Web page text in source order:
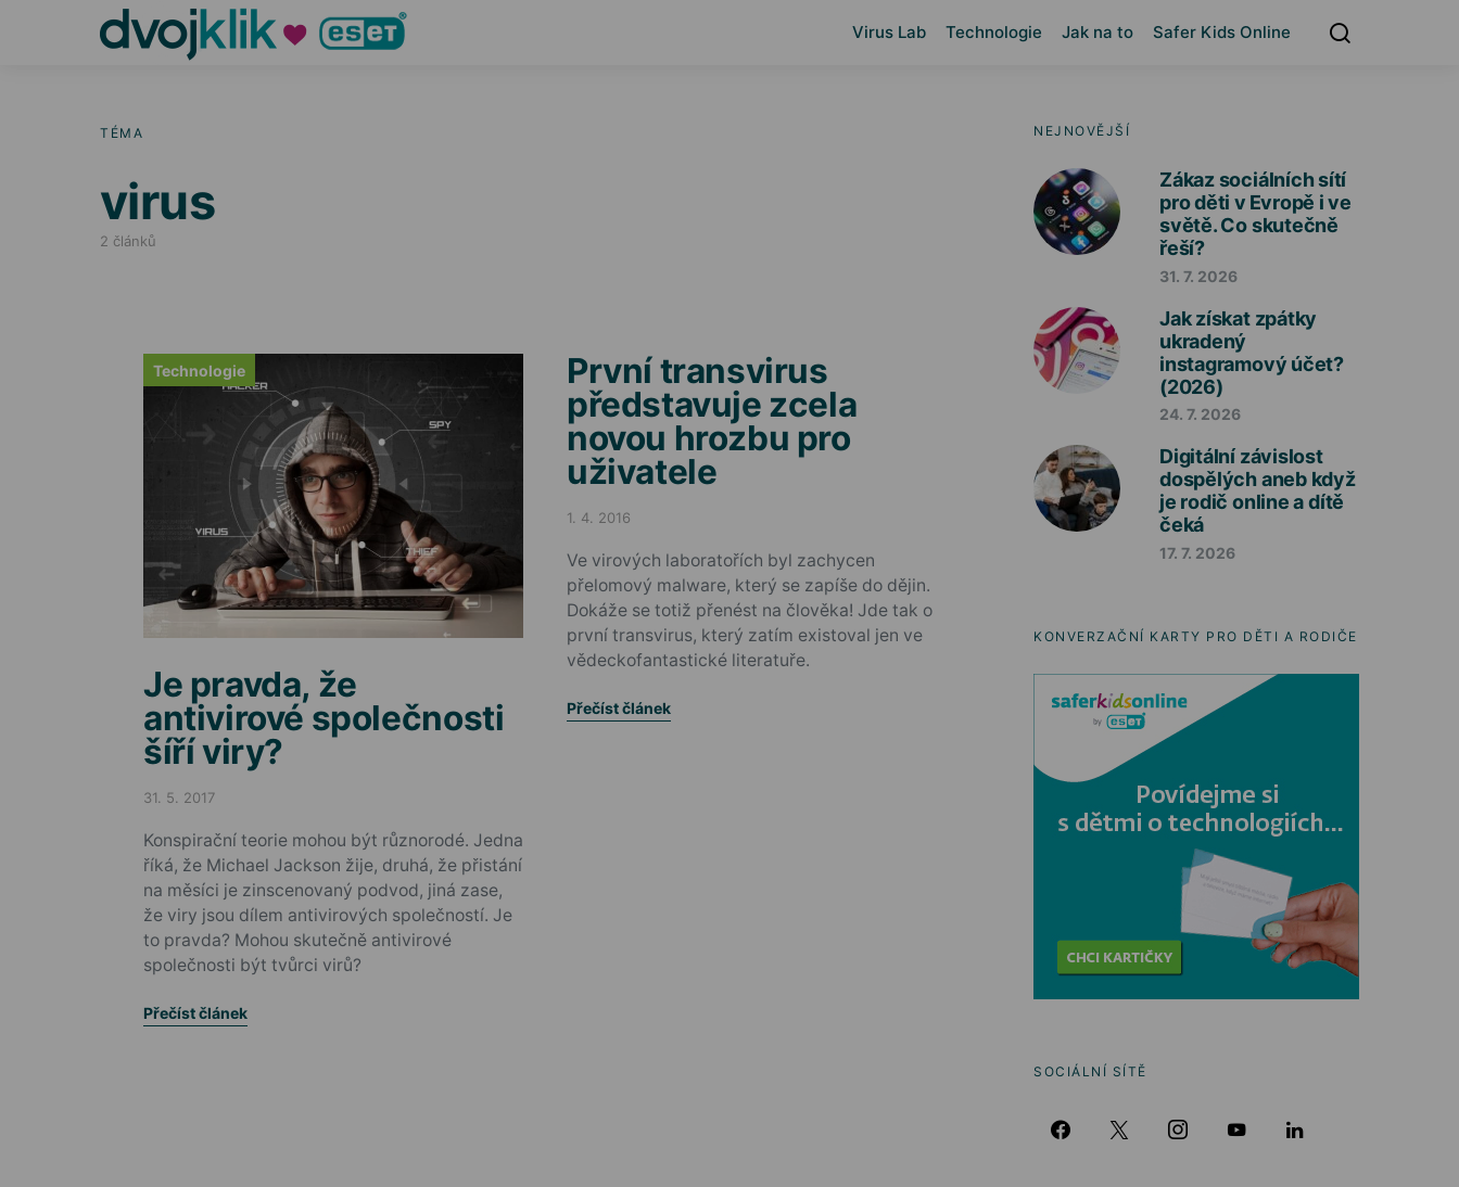
Virus Lab Technologie Jak na to Safer Kids Online
TÉMA
virus
2 článků
Technologie
Je pravda, že
antivirové společnosti
šíří viry?
Posted on
31. 5. 2017
Konspirační teorie mohou být různorodé. Jedna
říká, že Michael Jackson žije, druhá, že přistání
na měsíci je zinscenovaný podvod, jiná zase,
že viry jsou dílem antivirových společností. Je
to pravda? Mohou skutečně antivirové
společnosti být tvůrci virů?
Přečíst článek
První transvirus
představuje zcela
novou hrozbu pro
uživatele
Posted on
1. 4. 2016
Ve virových laboratořích byl zachycen
přelomový malware, který se zapíše do dějin.
Dokáže se totiž přenést na člověka! Jde tak o
první transvirus, který zatím existoval jen ve
vědeckofantastické literatuře.
Přečíst článek
NEJNOVĚJŠÍ
Zákaz sociálních sítí
pro děti v Evropě i ve
světě. Co skutečně
řeší?
31. 7. 2026
Jak získat zpátky
ukradený
instagramový účet?
(2026)
24. 7. 2026
Digitální závislost
dospělých aneb když
je rodič online a dítě
čeká
17. 7. 2026
KONVERZAČNÍ KARTY PRO DĚTI A RODIČE
SOCIÁLNÍ SÍTĚ